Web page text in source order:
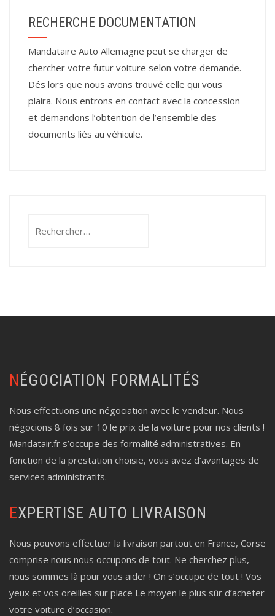
RECHERCHE DOCUMENTATION
Mandataire Auto Allemagne peut se charger de
chercher votre futur voiture selon votre demande.
Dés lors que nous avons trouvé celle qui vous
plaira. Nous entrons en contact avec la concession
et demandons l’obtention de l’ensemble des
documents liés au véhicule.
NÉGOCIATION FORMALITÉS
Nous effectuons une négociation avec le vendeur. Nous
négocions 8 fois sur 10 le prix de la voiture pour nos clients !
Mandatair.fr s’occupe des formalité administratives. En
fonction de la prestation choisie, vous avez d’avantages de
services administratifs.
EXPERTISE AUTO LIVRAISON
Nous pouvons effectuer la livraison partout en France, Corse
comprise nous nous occupons de tout. Ne cherchez plus,
nous sommes là pour vous aider ! On s’occupe de tout ! Vos
yeux et vos oreilles sur place Le moyen le plus sûr d’acheter
votre voiture d’occasion.